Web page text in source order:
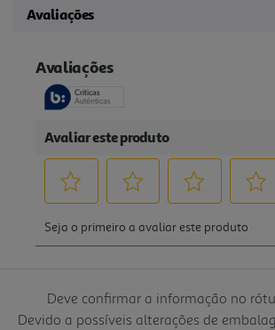
Avaliações
Deve confirmar a informação no
Devido a possíveis alterações de